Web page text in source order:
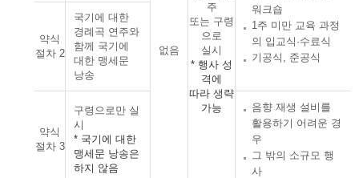
없음
주
또는 구령
으로
실시
* 행사 성
격에
따라 생략
가능
워크숍
1주 미만 교육 과정
의 입교식·수료식
기공식, 준공식
약식
절차 2
국기에 대한
경례곡 연주와
함께 국기에
대한 맹세문
낭송
약식
절차 3
구령으로만 실
시
* 국기에 대한
맹세문 낭송은
하지 않음
음향 재생 설비를
활용하기 어려운 경
우
그 밖의 소규모 행
사